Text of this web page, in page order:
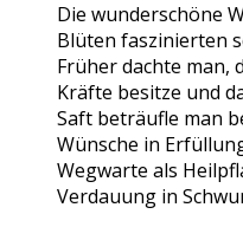
Die wunderschöne
Blüten faszinierten
Früher dachte man,
Kräfte besitze und
Saft beträufle man
Wünsche in
Wegwarte als
Verdauung in